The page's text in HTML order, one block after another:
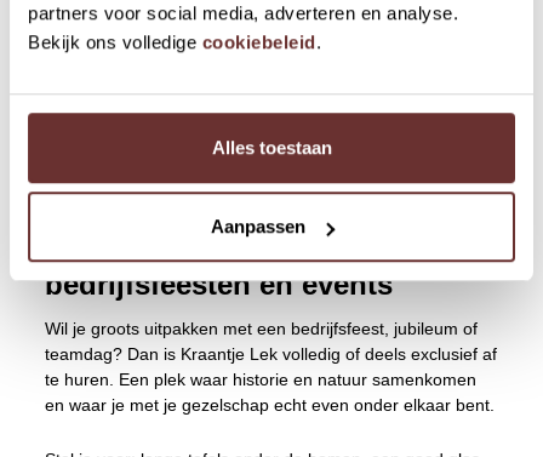
partners voor social media, adverteren en analyse.
Bekijk ons volledige cookiebeleid.
Alles toestaan
Aanpassen
OFFERTE AANVRAGEN
Exclusief afhuren voor
bedrijfsfeesten en events
Wil je groots uitpakken met een bedrijfsfeest, jubileum of
teamdag? Dan is Kraantje Lek volledig of deels exclusief af
te huren. Een plek waar historie en natuur samenkomen
en waar je met je gezelschap echt even onder elkaar bent.